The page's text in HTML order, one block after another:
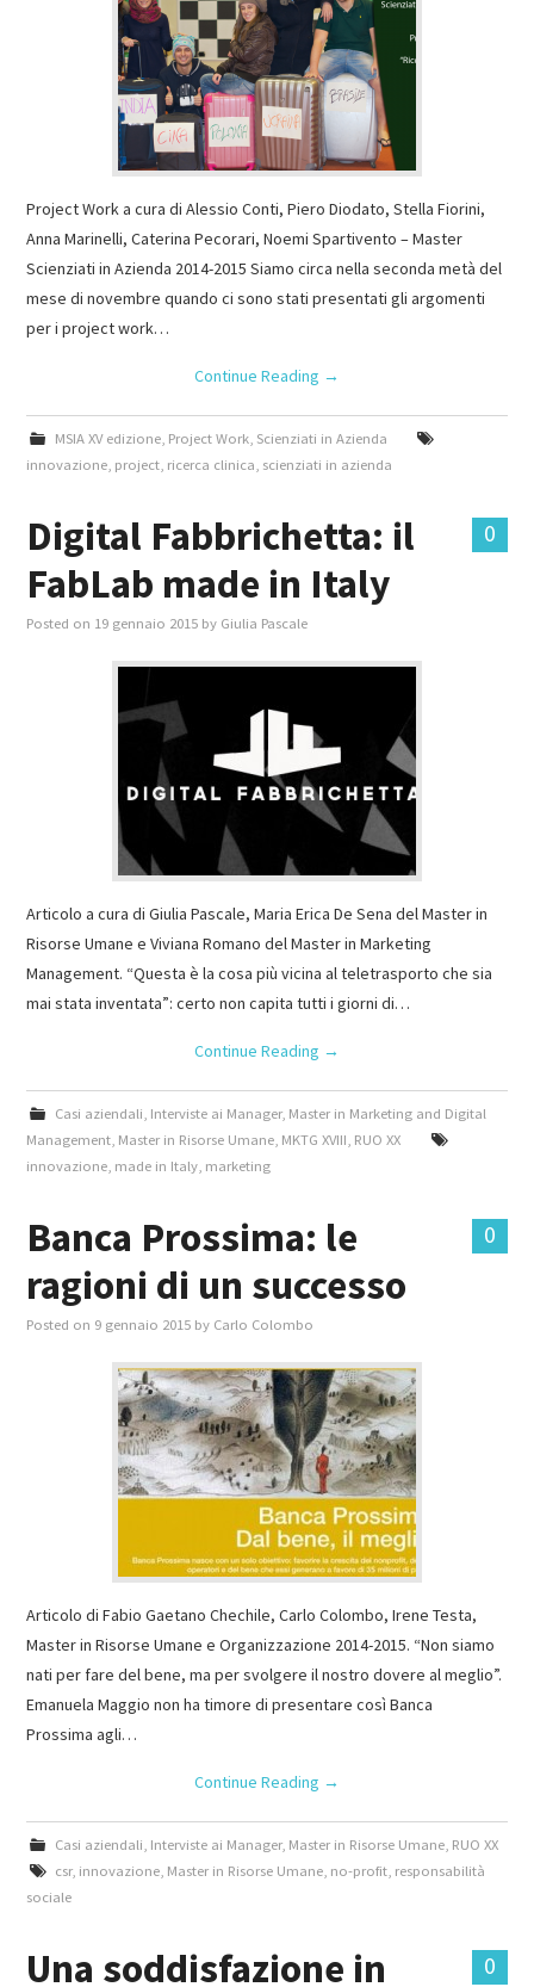
Project Work a cura di Alessio Conti, Piero Diodato, Stella Fiorini,
Anna Marinelli, Caterina Pecorari, Noemi Spartivento – Master
Scienziati in Azienda 2014-2015 Siamo circa nella seconda metà del
mese di novembre quando ci sono stati presentati gli argomenti
per i project work…
Continue Reading →
MSIA XV edizione, Project Work, Scienziati in Azienda
innovazione project ricerca clinica scienziati in azienda
0
Digital Fabbrichetta: il
FabLab made in Italy
Posted on 19 gennaio 2015 by Giulia Pascale
Articolo a cura di Giulia Pascale, Maria Erica De Sena del Master in
Risorse Umane e Viviana Romano del Master in Marketing
Management. “Questa è la cosa più vicina al teletrasporto che sia
mai stata inventata”: certo non capita tutti i giorni di…
Continue Reading →
Casi aziendali Interviste ai Manager, Master in Marketing and Digital
Management Master in Risorse Umane MKTG XVIII RUO XX
innovazione made in Italy marketing
0
Banca Prossima: le
ragioni di un successo
Posted on 9 gennaio 2015 by Carlo Colombo
Articolo di Fabio Gaetano Chechile, Carlo Colombo, Irene Testa,
Master in Risorse Umane e Organizzazione 2014-2015. “Non siamo
nati per fare del bene, ma per svolgere il nostro dovere al meglio”.
Emanuela Maggio non ha timore di presentare così Banca
Prossima agli…
Continue Reading →
Casi aziendali Interviste ai Manager, Master in Risorse Umane, RUO XX
csr, innovazione, Master in Risorse Umane, no-profit, responsabilità
sociale
0
Una soddisfazione in